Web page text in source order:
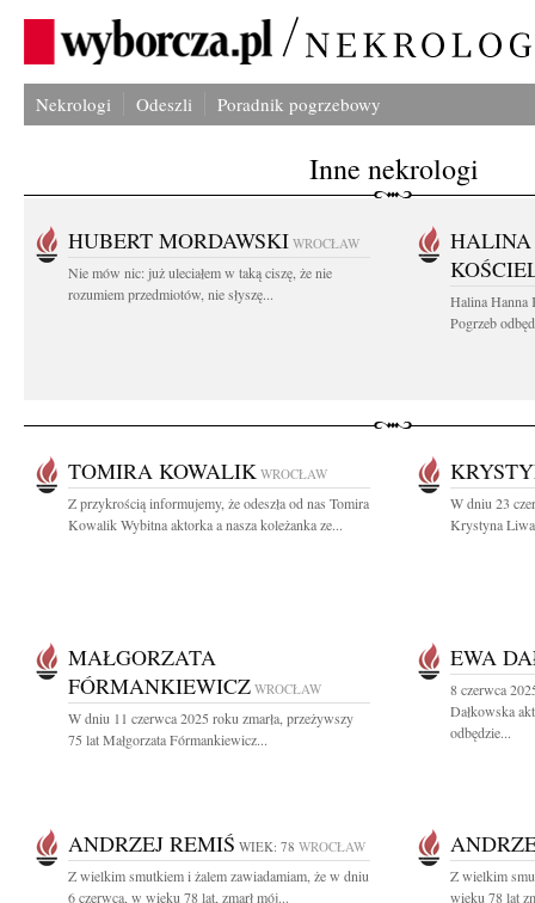
Nekrologi Odeszli Poradnik pogrzebowy
Inne nekrologi
HUBERT MORDAWSKI WROCŁAW
Nie mów nic: już uleciałem w taką ciszę, że nie
rozumiem przedmiotów, nie słyszę...
Halina Hanna
Pogrzeb
TOMIRA KOWALIK WROCŁAW
Z przykrością informujemy, że odeszła od nas Tomira
Kowalik Wybitna aktorka a nasza koleżanka ze...
W dniu 23
Krystyna
MAŁGORZATA
FÓRMANKIEWICZ WROCŁAW
W dniu 11 czerwca 2025 roku zmarła, przeżywszy
75 lat Małgorzata Fórmankiewicz...
EWA
8 czerwca
Dałkowska
odbędzie...
ANDRZEJ REMIŚ WIEK: 78 WROCŁAW
Z wielkim smutkiem i żalem zawiadamiam, że w dniu
6 czerwca, w wieku 78 lat, zmarł mój...
Z wielkim
wieku 78 lat